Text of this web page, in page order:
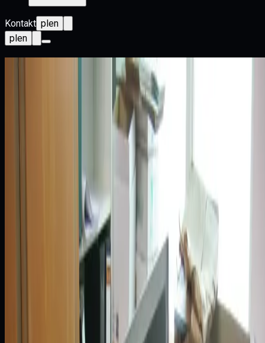
Kontakt plen
plen
Historie sukcesu
Dowiedz się, jak organizacje z kluczowych sektorów
usprawniają zarządzanie informacją, replikację w czasie
rzeczywistym, bezpieczeństwo danych i analitykę operacyjną.
Ubezpieczenia
Platformy danych
Bank Pocztowy: modernizacja
architektury danych dla banku
detalicznego